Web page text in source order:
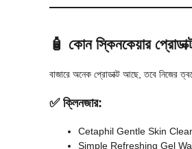
🧴 কোন স্কিনকেয়ার
বাজারে অনেক প্রোডাক্ট আছে, তবে নিজের
✅ ক্লিনজার:
Cetaphil Gentle Skin
Simple Refreshing Gel